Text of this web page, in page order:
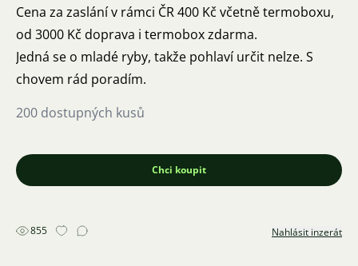
Cena za zaslání v rámci ČR 400 Kč včetně termoboxu,
od 3000 Kč doprava i termobox zdarma.
Jedná se o mladé ryby, takže pohlaví určit nelze. S
chovem rád poradím.
200 dostupných kusů
Chci koupit
855 Nahlásit inzerát